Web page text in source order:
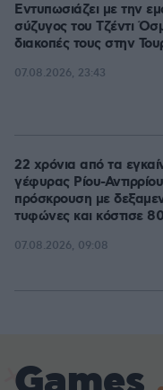
Εντυπωσιάζει με την
σύζυγος του Τζέντι
διακοπές τους στην
07.08.2026, 23:43
22 χρόνια από τα
γέφυρας Ρίου-
πρόσκρουση με
τυφώνες και κόστισε
07.08.2026, 09:08